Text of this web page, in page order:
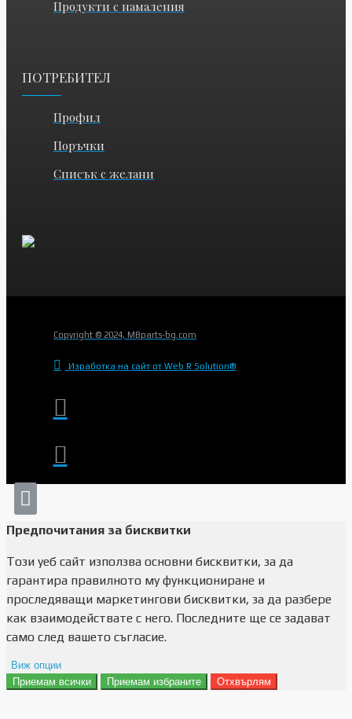
Продукти с намаления
ПОТРЕБИТЕЛ
Профил
Поръчки
Списък с желани
Copyright © 2024, MBparts-bg.com
Изработка на сайт от Web R Solution®
Предпочитания за бисквитки
Този уеб сайт използва основни бисквитки, за да
гарантира правилното му функциониране и
проследяващи маркетингови бисквитки, за да разбере
как взаимодействате с него. Последните ще се задават
само след вашето съгласие.
Виж опции
Препочитания за реклами
Приемам всички Приемам избраните Отхвърлям